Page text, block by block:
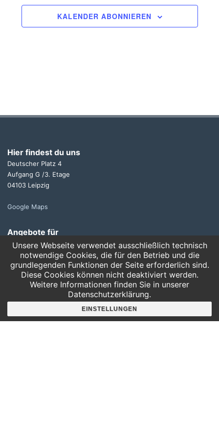
KALENDER ABONNIEREN
Hier findest du uns
Deutscher Platz 4
Aufgang G /3. Etage
04103 Leipzig
Google Maps
Angebote für
Kindergärten
Grundschulen
Oberschule und Gymnasium
Sonderpädagogik
Telefon:
Service
Unsere Webseite verwendet ausschließlich technisch
notwendige Cookies, die für den Betrieb und die
grundlegenden Funktionen der Seite erforderlich sind.
Diese Cookies können nicht deaktiviert werden.
Weitere Informationen finden Sie in unserer
Datenschutzerklärung.
EINSTELLUNGEN